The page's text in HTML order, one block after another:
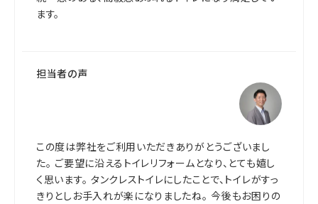
ます。
担当者の声
この度は弊社をご利用いただきありがとうございまし
た。 ご要望に沿えるトイレリフォームとなり、とても嬉し
く思います。 タンクレストイレにしたことで、トイレがすっ
きりとしお手入れが楽になりましたね。 今後もお困りの